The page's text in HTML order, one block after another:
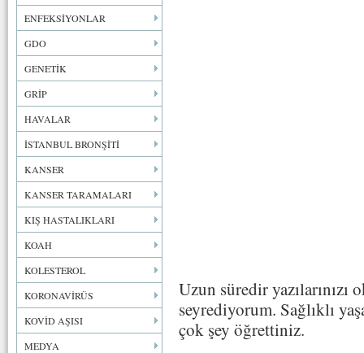
ENFEKSİYONLAR
GDO
GENETİK
GRİP
HAVALAR
İSTANBUL BRONŞİTİ
KANSER
KANSER TARAMALARI
KIŞ HASTALIKLARI
KOAH
KOLESTEROL
KORONAVİRÜS
KOVİD AŞISI
MEDYA
Uzun süredir yazılarınızı
seyrediyorum. Sağlıklı
çok şey öğrettiniz.